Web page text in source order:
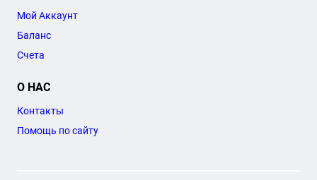
Мой Аккаунт
Баланс
Счета
О НАС
Контакты
Помощь по сайту